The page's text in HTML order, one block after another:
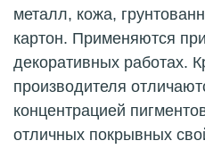
металл, кожа,
картон. Применяются
декоративных работах.
производителя
концентрацией
отличных покрывных